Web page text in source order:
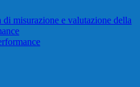
di misurazione e valutazione della